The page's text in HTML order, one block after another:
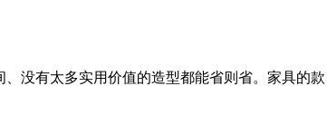
没有太多实用价值的造型都能省则省。家具的款